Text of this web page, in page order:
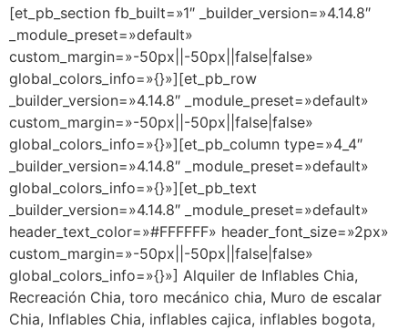
[et_pb_section fb_built=»1″ _builder_version=»4.14.8″
_module_preset=»default»
custom_margin=»-50px||-50px||false|false»
global_colors_info=»{}»][et_pb_row
_builder_version=»4.14.8″ _module_preset=»default»
custom_margin=»-50px||-50px||false|false»
global_colors_info=»{}»][et_pb_column type=»4_4″
_builder_version=»4.14.8″ _module_preset=»default»
global_colors_info=»{}»][et_pb_text
_builder_version=»4.14.8″ _module_preset=»default»
header_text_color=»#FFFFFF» header_font_size=»2px»
custom_margin=»-50px||-50px||false|false»
global_colors_info=»{}»] Alquiler de Inflables Chia,
Recreación Chia, toro mecánico chia, Muro de escalar
Chia, Inflables Chia, inflables cajica, inflables bogota,